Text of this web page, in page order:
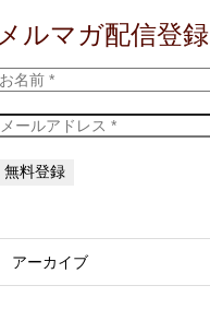
メルマガ配信登録